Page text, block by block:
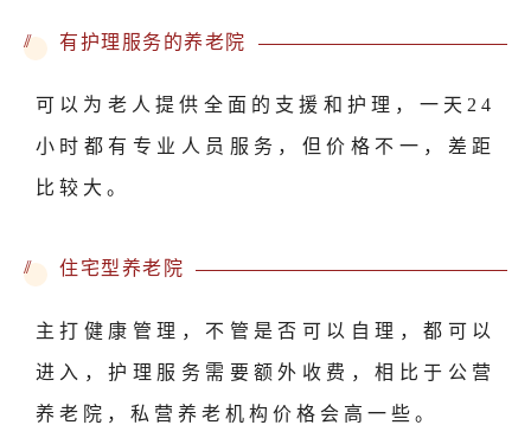
// 有护理服务的养老院
可以为老人提供全面的支援和护理，一天24
小时都有专业人员服务，但价格不一，差距
比较大。
// 住宅型养老院
主打健康管理，不管是否可以自理，都可以
进入，护理服务需要额外收费，相比于公营
养老院，私营养老机构价格会高一些。